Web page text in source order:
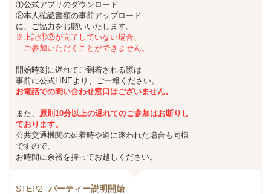
①公式アプリのダウンロード
②本人確認書類の事前アップロード
に、ご協力をお願いいたします。
※上記①②が完了していない場合、
ご参加いただくことができません。
開始時刻に遅れてご到着される際は
事前に公式LINEより、ご一報ください。
お電話での問い合わせ窓口はございません。
また、 原則10分以上の遅れてのご参加はお断りし
ております。
公共交通機関の延着時や道に迷われた場合も同様
ですので、
お時間に余裕を持ってお越しください。
STEP2 パーティー説明開始